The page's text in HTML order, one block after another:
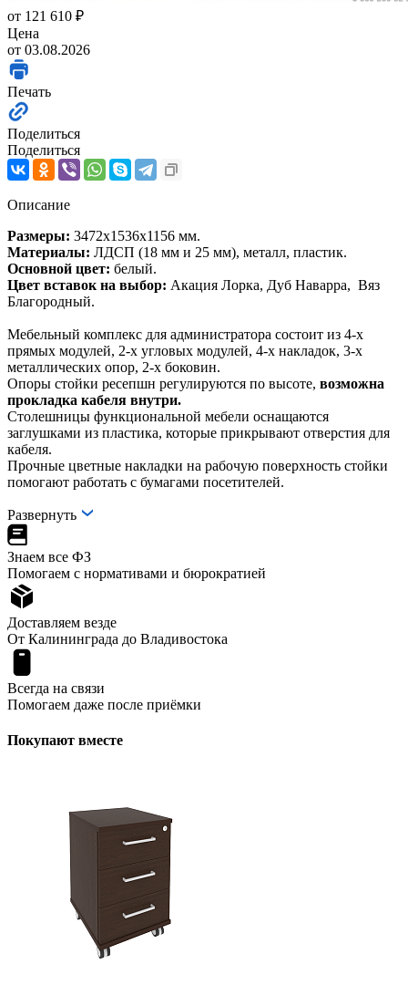
от 121 610 ₽
Цена
от 03.08.2026
Печать
Поделиться
Поделиться
Описание
Размеры: 3472х1536х1156 мм.
Материалы: ЛДСП (18 мм и 25 мм), металл, пластик.
Основной цвет: белый.
Цвет вставок на выбор: Акация Лорка, Дуб Наварра, Вяз
Благородный.
Мебельный комплекс для администратора состоит из 4-х
прямых модулей, 2-х угловых модулей, 4-х накладок, 3-х
металлических опор, 2-х боковин.
Опоры стойки ресепшн регулируются по высоте, возможна
прокладка кабеля внутри.
Столешницы функциональной мебели оснащаются
заглушками из пластика, которые прикрывают отверстия для
кабеля.
Прочные цветные накладки на рабочую поверхность стойки
помогают работать с бумагами посетителей.
Развернуть
Знаем все ФЗ
Помогаем с нормативами и бюрократией
Доставляем везде
От Калининграда до Владивостока
Всегда на связи
Помогаем даже после приёмки
Покупают вместе